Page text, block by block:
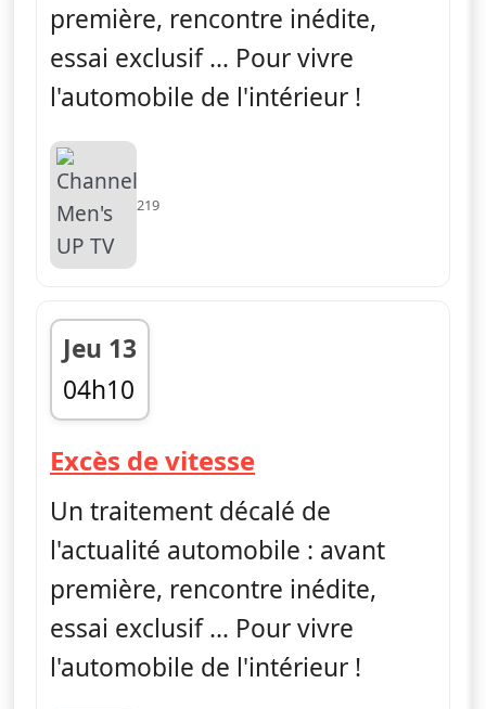
première, rencontre inédite,
essai exclusif … Pour vivre
l'automobile de l'intérieur !
219
Jeu 13
04h10
fin 04h30
Excès de vitesse— Excès de
Un traitement décalé de
l'actualité automobile : avant
première, rencontre inédite,
essai exclusif … Pour vivre
l'automobile de l'intérieur !